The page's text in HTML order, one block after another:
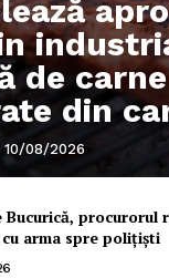
de
din
10/08/2026
Bucurică, procurorul
arma spre polițiști